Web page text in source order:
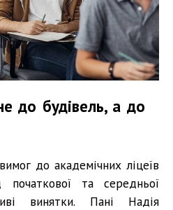
до будівель, а до
до академічних ліцеїв
та середньої
винятки. Пані Надія